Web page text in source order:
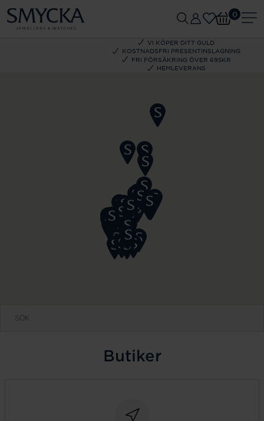
VI KÖPER DITT GULD
KOSTNADSFRI PRESENTINSLAGNING
FRI FÖRSÄKRING ÖVER 695KR
HEMLEVERANS
0
Butiker